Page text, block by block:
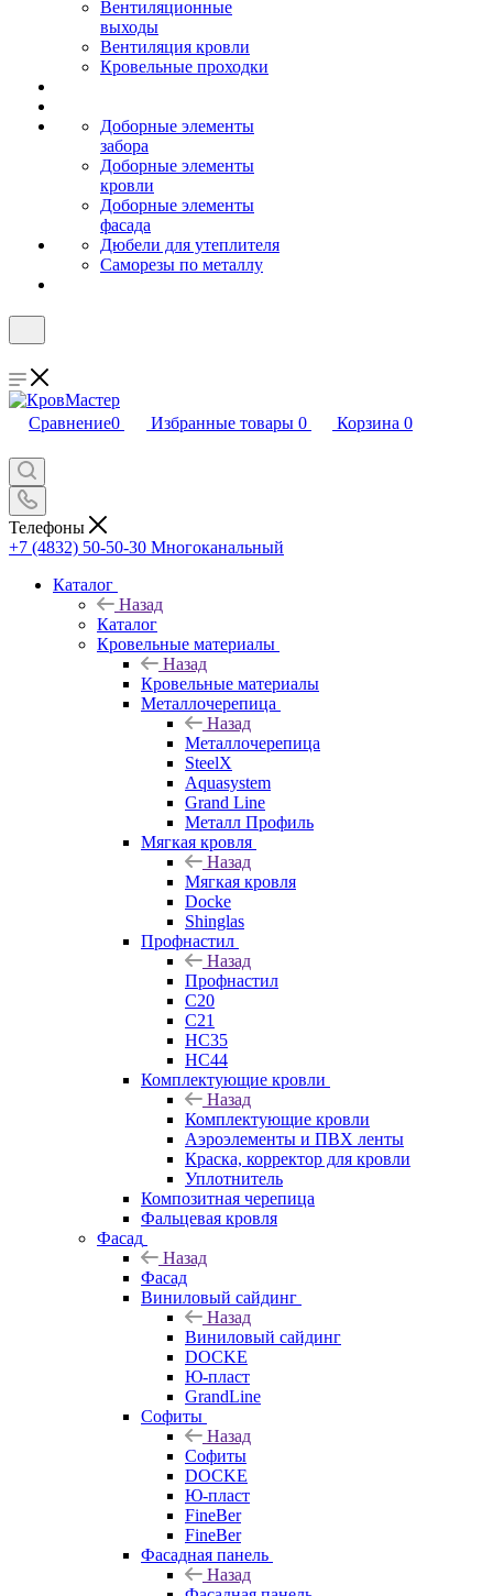
Вентиляционные
выходы
Вентиляция кровли
Кровельные проходки
Доборные элементы
забора
Доборные элементы
кровли
Доборные элементы
фасада
Дюбели для утеплителя
Саморезы по металлу
Сравнение0 Избранные товары 0 Корзина 0
Телефоны
+7 (4832) 50-50-30 Многоканальный
Каталог
Назад
Каталог
Кровельные материалы
Назад
Кровельные материалы
Металлочерепица
Назад
Металлочерепица
SteelX
Aquasystem
Grand Line
Металл Профиль
Мягкая кровля
Назад
Мягкая кровля
Docke
Shinglas
Профнастил
Назад
Профнастил
C20
C21
НС35
НС44
Комплектующие кровли
Назад
Комплектующие кровли
Аэроэлементы и ПВХ ленты
Краска, корректор для кровли
Уплотнитель
Композитная черепица
Фальцевая кровля
Фасад
Назад
Фасад
Виниловый сайдинг
Назад
Виниловый сайдинг
DOCKE
Ю-пласт
GrandLine
Софиты
Назад
Софиты
DOCKE
Ю-пласт
FineBer
FineBer
Фасадная панель
Назад